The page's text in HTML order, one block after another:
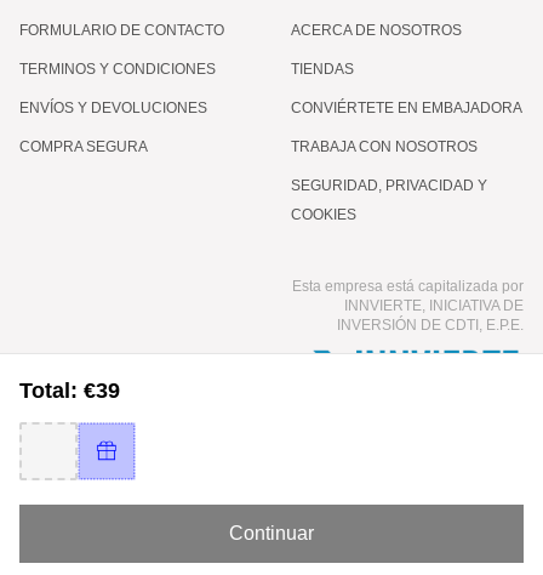
Total: €39
Continuar
FORMULARIO DE CONTACTO
TERMINOS Y CONDICIONES
ENVÍOS Y DEVOLUCIONES
COMPRA SEGURA
ACERCA DE NOSOTROS
TIENDAS
CONVIÉRTETE EN EMBAJADORA
TRABAJA CON NOSOTROS
SEGURIDAD, PRIVACIDAD Y
COOKIES
Esta empresa está capitalizada por
INNVIERTE, INICIATIVA DE
INVERSIÓN DE CDTI, E.P.E.
© 2026 COCUNAT - INTERNATIONAL